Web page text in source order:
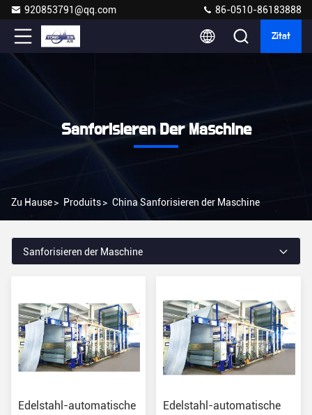
920853791@qq.com 86-0510-86183888
Zitat
Sanforisieren Der Maschine
Zu Hause> Produits> China Sanforisieren der Maschine
Sanforisieren der Maschine
Edelstahl-automatische
Edelstahl-automatische